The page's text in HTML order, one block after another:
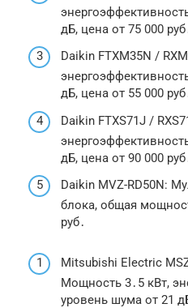
дБ, цена от 75 000
Daikin FTXM35N /
дБ, цена от 55 000
Daikin FTXS71J /
дБ, цена от 90 000
Daikin MVZ-RD50N:
блока, общая
руб․
Mitsubishi Electric
Мощность 3․5 кВт,
уровень шума от 21